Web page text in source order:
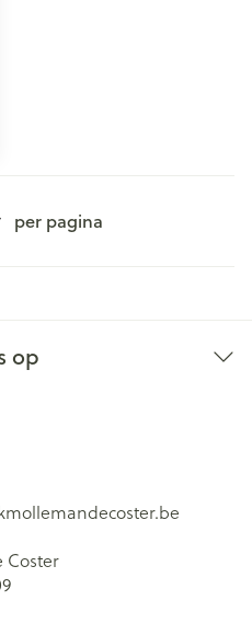
per pagina
op
Coster